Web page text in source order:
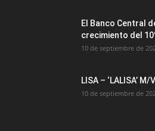
El Banco Central
crecimiento del
10 de septiembre de
LISA – ‘LALISA’ M/V
10 de septiembre de